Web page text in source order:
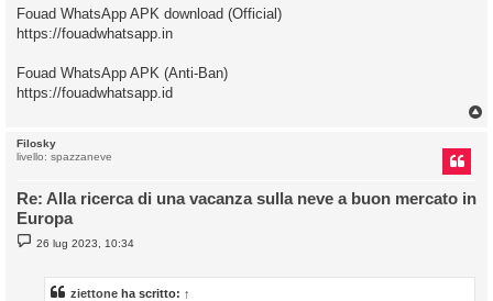
Fouad WhatsApp APK download (Official)
https://fouadwhatsapp.in
Fouad WhatsApp APK (Anti-Ban)
https://fouadwhatsapp.id
Filosky
livello: spazzaneve
Re: Alla ricerca di una vacanza sulla neve a buon mercato in
Europa
M
e
26 lug 2023, 10:34
ziettone ha scritto: ↑